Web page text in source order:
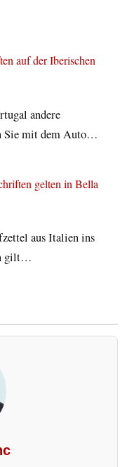
auf der Iberischen
andere
Sie mit dem Auto…
gelten in Bella
aus Italien ins
gilt…